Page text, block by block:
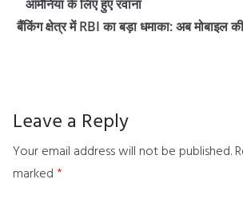
आर्मेनिया के लिए हुए रवाना
बैंकिंग क्षेत्र में RBI का बड़ा धमाका: अब मोबाइल की
Leave a Reply
Your email address will not be published.
marked *